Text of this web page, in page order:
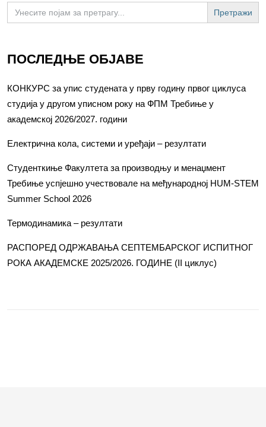
Search
for:
ПОСЛЕДЊЕ ОБЈАВЕ
КОНКУРС за упис студената у прву годину првог циклуса
студија у другом уписном року на ФПМ Требиње у
академској 2026/2027. години
Електрична кола, системи и уређаји – резултати
Студенткиње Факултета за производњу и менаџмент
Требиње успјешно учествовале на међународној HUM-STEM
Summer School 2026
Термодинамика – резултати
РАСПОРЕД ОДРЖАВАЊА СЕПТЕМБАРСКОГ ИСПИТНОГ
РОКА АКАДЕМСКЕ 2025/2026. ГОДИНЕ (II циклус)